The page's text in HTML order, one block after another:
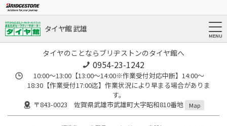
タイヤ館 武雄
タイヤのことならブリヂストンのタイヤ館へ
0954-23-1242
10:00～13:00【13:00～14:00※作業受付対応中断】14:00～
18:30【作業受付17:00迄】作業状況により早まる場合がありま
す。
〒843-0023 佐賀県武雄市武雄町大字昭和810番地
Map